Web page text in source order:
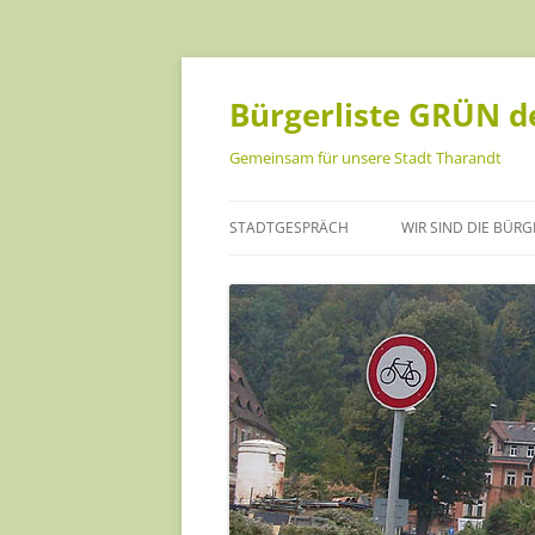
Bürgerliste GRÜN
Gemeinsam für unsere Stadt Tharandt
STADTGESPRÄCH WIR SIND DIE
CHRISTOPH
DANIEL BECKER
HANNA GEIST
INA SCHREINER
JANA FÖRSTER-